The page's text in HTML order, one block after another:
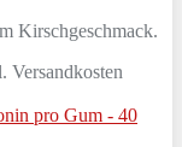
Kirschgeschmack.
Versandkosten